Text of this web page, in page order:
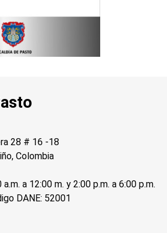
28 # 16 -18
Colombia
a 12:00 m. y 2:00 p.m. a 6:00 p.m.
DANE: 52001